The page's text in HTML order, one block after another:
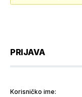
PRIJAVA
Korisničko ime: